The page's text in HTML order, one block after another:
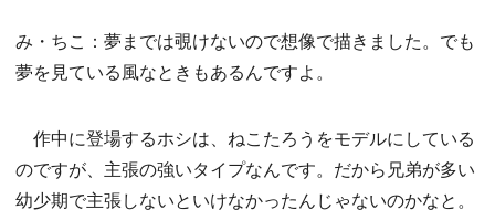
み・ちこ：夢までは覗けないので想像で描きました。でも
夢を見ている風なときもあるんですよ。
作中に登場するホシは、ねこたろうをモデルにしている
のですが、主張の強いタイプなんです。だから兄弟が多い
幼少期で主張しないといけなかったんじゃないのかなと。